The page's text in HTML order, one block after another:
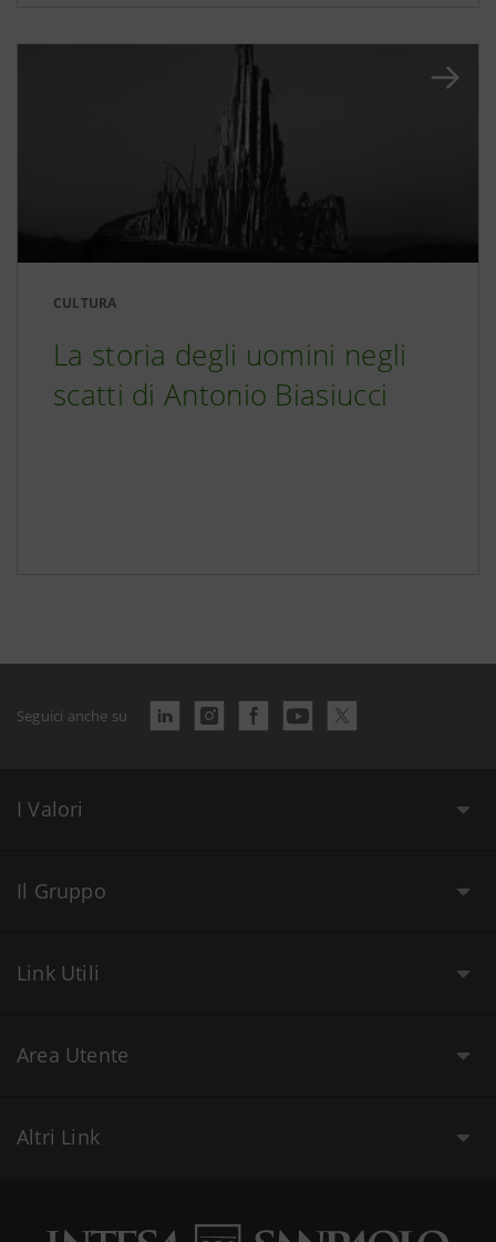
CULTURA
La storia degli uomini negli
scatti di Antonio Biasiucci
Seguici anche su
I Valori
Il Gruppo
Link Utili
Area Utente
Altri Link